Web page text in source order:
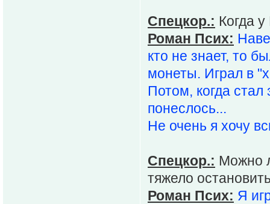
Спецкор.: Когда
Роман Псих:
кто не знает, то
монеты. Играл в
Потом, когда стал
понеслось...
Не очень я хочу
Спецкор.: Можно
тяжело
Роман Псих: Я